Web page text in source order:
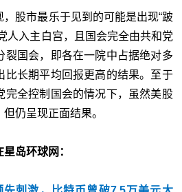
股市最乐于见到的可能是出现“跛
人入主白宫，且国会完全由共和党
裂国会，即各在一院中占据绝对多
比长期平均回报更高的结果。至于
完全控制国会的情况下，虽然美股
仍呈现正面结果。
岛环球网：